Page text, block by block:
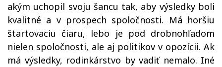
akým uchopil svoju šancu tak, aby výsledky boli
kvalitné a v prospech spoločnosti. Má horšiu
štartovaciu čiaru, lebo je pod drobnohľadom
nielen spoločnosti, ale aj politikov v opozícii. Ak
má výsledky, rodinkárstvo by vadiť nemalo. Iné